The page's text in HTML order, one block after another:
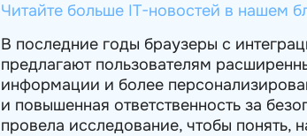
Читайте больше IT-новостей в нашем
В последние годы браузеры с
предлагают пользователям
информации и более
и повышенная ответственность за
провела исследование, чтобы понять,